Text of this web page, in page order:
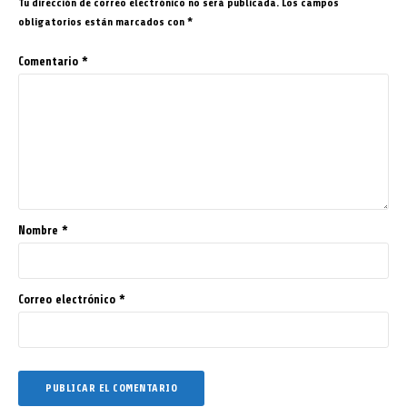
Tu dirección de correo electrónico no será publicada. Los campos
obligatorios están marcados con *
Comentario *
Nombre *
Correo electrónico *